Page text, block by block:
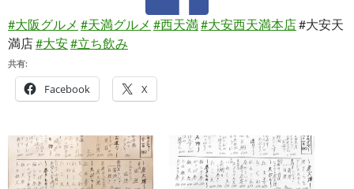
#大阪グルメ #天満グルメ #西天満#大安西天満本店#大安天
満店#大安#立ち飲み
共有:
Facebook X